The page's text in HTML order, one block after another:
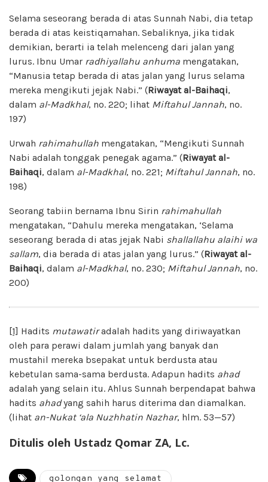
Selama seseorang berada di atas Sunnah Nabi, dia tetap
berada di atas keistiqamahan. Sebaliknya, jika tidak
demikian, berarti ia telah melenceng dari jalan yang
lurus. Ibnu Umar radhiyallahu anhuma mengatakan,
“Manusia tetap berada di atas jalan yang lurus selama
mereka mengikuti jejak Nabi.” (Riwayat al-Baihaqi,
dalam al-Madkhal, no. 220; lihat Miftahul Jannah, no.
197)
Urwah rahimahullah mengatakan, “Mengikuti Sunnah
Nabi adalah tonggak penegak agama.” (Riwayat al-
Baihaqi, dalam al-Madkhal, no. 221; Miftahul Jannah, no.
198)
Seorang tabiin bernama Ibnu Sirin rahimahullah
mengatakan, “Dahulu mereka mengatakan, ‘Selama
seseorang berada di atas jejak Nabi shallallahu alaihi wa
sallam, dia berada di atas jalan yang lurus.” (Riwayat al-
Baihaqi, dalam al-Madkhal, no. 230; Miftahul Jannah, no.
200)
[1] Hadits mutawatiradalah hadits yang diriwayatkan
oleh para perawi dalam jumlah yang banyak dan
mustahil mereka bsepakat untuk berdusta atau
kebetulan sama-sama berdusta. Adapun hadits ahad
adalah yang selain itu. Ahlus Sunnah berpendapat bahwa
hadits ahadyang sahih harus diterima dan diamalkan.
(lihat an-Nukat ‘ala Nuzhhatin Nazhar, hlm. 53—57)
Ditulis oleh Ustadz Qomar ZA, Lc.
golongan yang selamat